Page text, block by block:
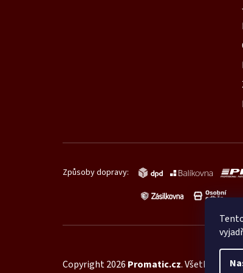
Způsoby dopravy:
Copyright 2026 Promatic.cz. Všetky práva